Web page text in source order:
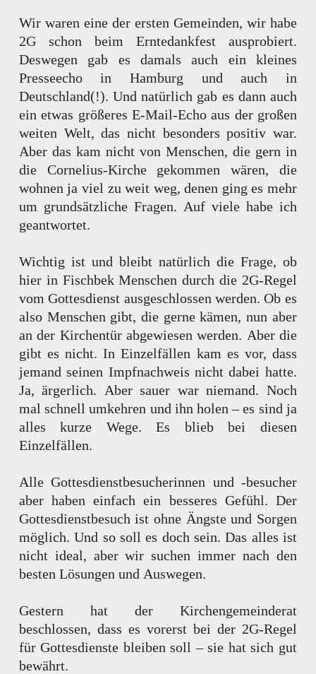
Wir waren eine der ersten Gemeinden, wir habe
2G schon beim Erntedankfest ausprobiert.
Deswegen gab es damals auch ein kleines
Presseecho in Hamburg und auch in
Deutschland(!). Und natürlich gab es dann auch
ein etwas größeres E-Mail-Echo aus der großen
weiten Welt, das nicht besonders positiv war.
Aber das kam nicht von Menschen, die gern in
die Cornelius-Kirche gekommen wären, die
wohnen ja viel zu weit weg, denen ging es mehr
um grundsätzliche Fragen. Auf viele habe ich
geantwortet.
Wichtig ist und bleibt natürlich die Frage, ob
hier in Fischbek Menschen durch die 2G-Regel
vom Gottesdienst ausgeschlossen werden. Ob es
also Menschen gibt, die gerne kämen, nun aber
an der Kirchentür abgewiesen werden. Aber die
gibt es nicht. In Einzelfällen kam es vor, dass
jemand seinen Impfnachweis nicht dabei hatte.
Ja, ärgerlich. Aber sauer war niemand. Noch
mal schnell umkehren und ihn holen – es sind ja
alles kurze Wege. Es blieb bei diesen
Einzelfällen.
Alle Gottesdienstbesucherinnen und -besucher
aber haben einfach ein besseres Gefühl. Der
Gottesdienstbesuch ist ohne Ängste und Sorgen
möglich. Und so soll es doch sein. Das alles ist
nicht ideal, aber wir suchen immer nach den
besten Lösungen und Auswegen.
Gestern hat der Kirchengemeinderat
beschlossen, dass es vorerst bei der 2G-Regel
für Gottesdienste bleiben soll – sie hat sich gut
bewährt.